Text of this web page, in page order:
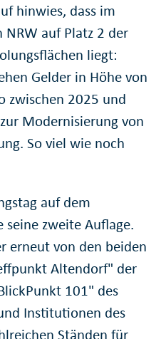
hinwies, dass im
NRW auf Platz 2 der
liegt:
Gelder in Höhe von
zwischen 2025 und
Modernisierung von
So viel wie noch
auf dem
seine zweite Auflage.
erneut von den beiden
Altendorf" der
101" des
Institutionen des
Ständen für